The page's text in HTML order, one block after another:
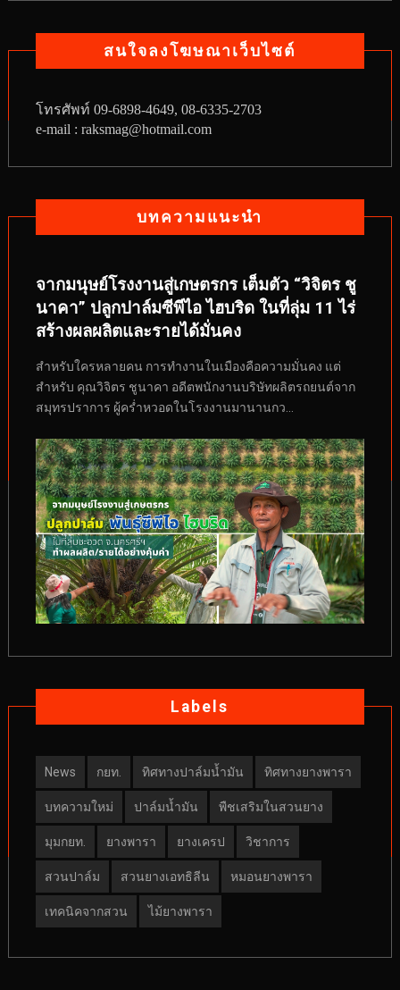
สนใจลงโฆษณาเว็บไซต์
โทรศัพท์ 09-6898-4649, 08-6335-2703
e-mail : raksmag@hotmail.com
บทความแนะนำ
จากมนุษย์โรงงานสู่เกษตรกร เต็มตัว “วิจิตร ชู
นาคา” ปลูกปาล์มซีพีไอ ไฮบริด ในที่ลุ่ม 11 ไร่
สร้างผลผลิตและรายได้มั่นคง
สำหรับใครหลายคน การทำงานในเมืองคือความมั่นคง แต่
สำหรับ คุณวิจิตร ชูนาคา อดีตพนักงานบริษัทผลิตรถยนต์จาก
สมุทรปราการ ผู้คร่ำหวอดในโรงงานมานานกว...
Labels
News กยท. ทิศทางปาล์มน้ำมัน ทิศทางยางพารา
บทความใหม่ ปาล์มน้ำมัน พืชเสริมในสวนยาง
มุมกยท. ยางพารา ยางเครป วิชาการ
สวนปาล์ม สวนยางเอทธิลีน หมอนยางพารา
เทคนิคจากสวน ไม้ยางพารา